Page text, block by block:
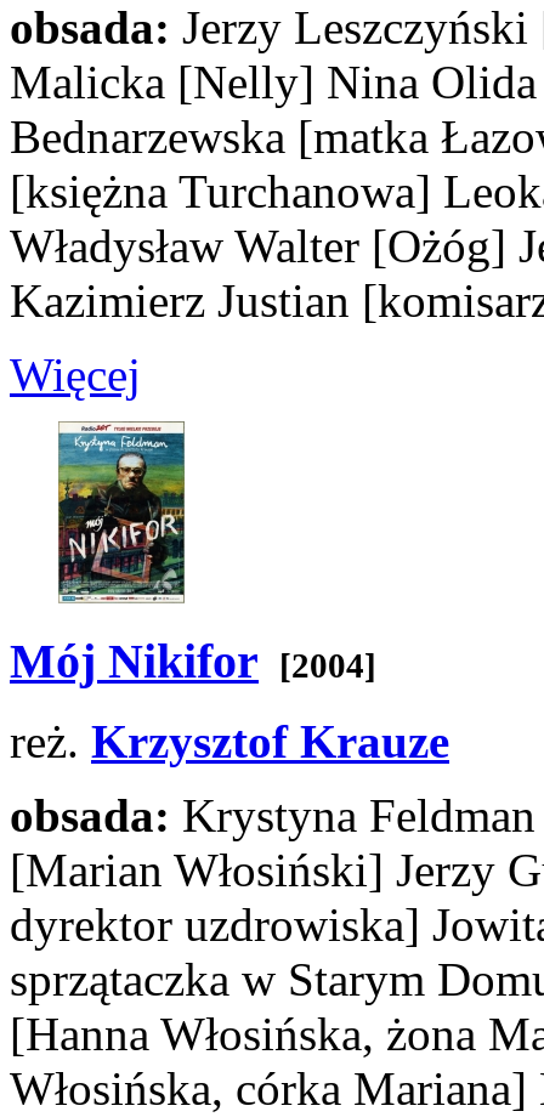
obsada: Jerzy Leszczyński
Malicka [Nelly] Nina
Bednarzewska [matka
[księżna Turchanowa]
Władysław Walter [Ożóg]
Kazimierz Justian
Więcej
Mój Nikifor [2004]
reż. Krzysztof Krauze
obsada: Krystyna
[Marian Włosiński] Jerzy
dyrektor uzdrowiska]
sprzątaczka w Starym
[Hanna Włosińska, żona
Włosińska, córka Mariana]